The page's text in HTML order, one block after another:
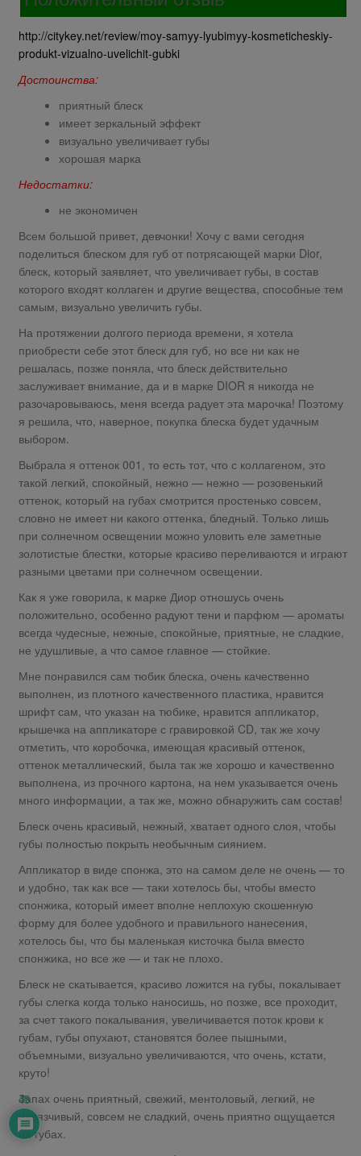
http://citykey.net/review/moy-samyy-lyubimyy-kosmeticheskiy-
produkt-vizualno-uvelichit-gubki
Достоинства:
приятный блеск
имеет зеркальный эффект
визуально увеличивает губы
хорошая марка
Недостатки:
не экономичен
Всем большой привет, девчонки! Хочу с вами сегодня
поделиться блеском для губ от потрясающей марки Dior,
блеск, который заявляет, что увеличивает губы, в состав
которого входят коллаген и другие вещества, способные тем
самым, визуально увеличить губы.
На протяжении долгого периода времени, я хотела
приобрести себе этот блеск для губ, но все ни как не
решалась, позже поняла, что блеск действительно
заслуживает внимание, да и в марке DIOR я никогда не
разочаровываюсь, меня всегда радует эта марочка! Поэтому
я решила, что, наверное, покупка блеска будет удачным
выбором.
Выбрала я оттенок 001, то есть тот, что с коллагеном, это
такой легкий, спокойный, нежно — нежно — розовенький
оттенок, который на губах смотрится простенько совсем,
словно не имеет ни какого оттенка, бледный. Только лишь
при солнечном освещении можно уловить еле заметные
золотистые блестки, которые красиво переливаются и играют
разными цветами при солнечном освещении.
Как я уже говорила, к марке Диор отношусь очень
положительно, особенно радуют тени и парфюм — ароматы
всегда чудесные, нежные, спокойные, приятные, не сладкие,
не удушливые, а что самое главное — стойкие.
Мне понравился сам тюбик блеска, очень качественно
выполнен, из плотного качественного пластика, нравится
шрифт сам, что указан на тюбике, нравится аппликатор,
крышечка на аппликаторе с гравировкой CD, так же хочу
отметить, что коробочка, имеющая красивый оттенок,
оттенок металлический, была так же хорошо и качественно
выполнена, из прочного картона, на нем указывается очень
много информации, а так же, можно обнаружить сам состав!
Блеск очень красивый, нежный, хватает одного слоя, чтобы
губы полностью покрыть необычным сиянием.
Аппликатор в виде спонжа, это на самом деле не очень — то
и удобно, так как все — таки хотелось бы, чтобы вместо
спонжика, который имеет вполне неплохую скошенную
форму для более удобного и правильного нанесения,
хотелось бы, что бы маленькая кисточка была вместо
спонжика, но все же — и так не плохо.
Блеск не скатывается, красиво ложится на губы, покалывает
губы слегка когда только наносишь, но позже, все проходит,
за счет такого покалывания, увеличивается поток крови к
губам, губы опухают, становятся более пышными,
объемными, визуально увеличиваются, что очень, кстати,
круто!
Запах очень приятный, свежий, ментоловый, легкий, не
навязчивый, совсем не сладкий, очень приятно ощущается
на губах.
45